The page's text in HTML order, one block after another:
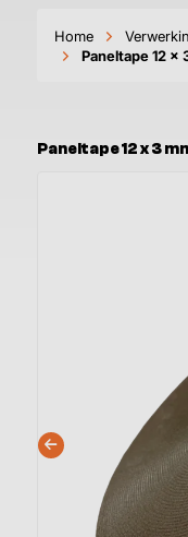
Home
Paneltape 12 x
Paneltape 12 x 3